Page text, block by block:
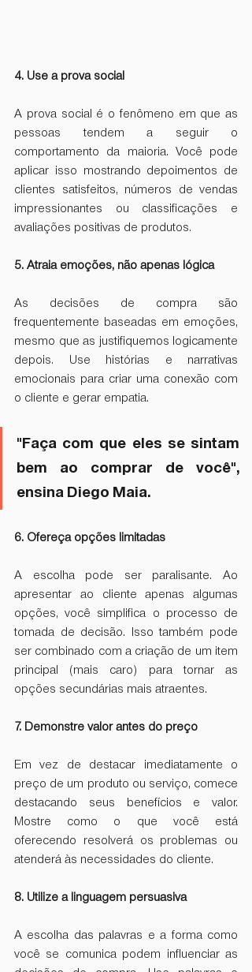
4. Use a prova social
A prova social é o fenômeno em que as
pessoas tendem a seguir o
comportamento da maioria. Você pode
aplicar isso mostrando depoimentos de
clientes satisfeitos, números de vendas
impressionantes ou classificações e
avaliações positivas de produtos.
5. Atraia emoções, não apenas lógica
As decisões de compra são
frequentemente baseadas em emoções,
mesmo que as justifiquemos logicamente
depois. Use histórias e narrativas
emocionais para criar uma conexão com
o cliente e gerar empatia.
"Faça com que eles se sintam
bem ao comprar de você",
ensina Diego Maia.
6. Ofereça opções limitadas
A escolha pode ser paralisante. Ao
apresentar ao cliente apenas algumas
opções, você simplifica o processo de
tomada de decisão. Isso também pode
ser combinado com a criação de um item
principal (mais caro) para tornar as
opções secundárias mais atraentes.
7. Demonstre valor antes do preço
Em vez de destacar imediatamente o
preço de um produto ou serviço, comece
destacando seus benefícios e valor.
Mostre como o que você está
oferecendo resolverá os problemas ou
atenderá às necessidades do cliente.
8. Utilize a linguagem persuasiva
A escolha das palavras e a forma como
você se comunica podem influenciar as